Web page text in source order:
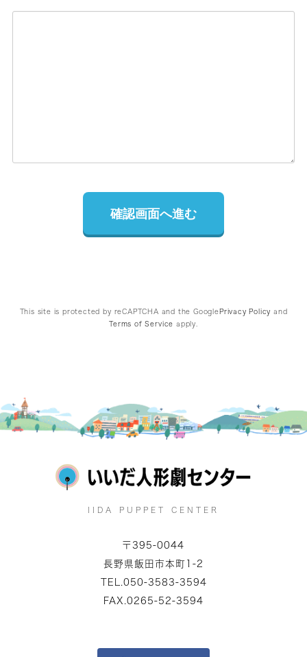
確認画面へ進む
This site is protected by reCAPTCHA and the Google Privacy Policy and
Terms of Service apply.
IIDA PUPPET CENTER
〒395-0044
長野県飯田市本町1-2
TEL.050-3583-3594
FAX.0265-52-3594